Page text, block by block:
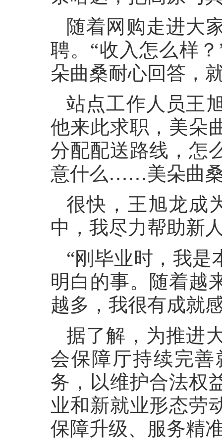
随着网购走进大
聘。“收入怎么样
朵曲桑耐心回答，
站点工作人员王
他来此求职，美朵
分配配送路线，怎
意什么……美朵曲桑
很快，王旭龙成
中，我尽力帮助新
“刚毕业时，我是
明白的事。随着越
越多，我很有成就
据了解，为推进
会保障厅持续完
务，以维护合法权
业和新就业形态劳
保障升级、服务精